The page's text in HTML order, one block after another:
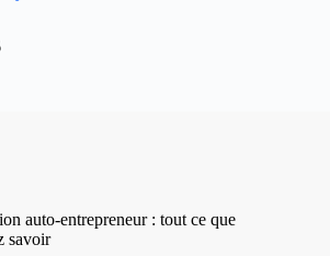
auto-entrepreneur : tout ce que
savoir